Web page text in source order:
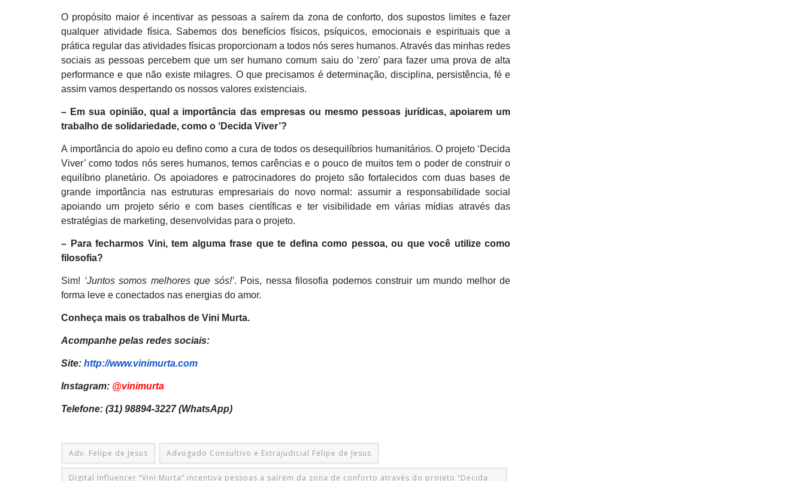
O propósito maior é incentivar as pessoas a saírem da zona de conforto, dos supostos limites e fazer
qualquer atividade física. Sabemos dos benefícios físicos, psíquicos, emocionais e espirituais que a
prática regular das atividades físicas proporcionam a todos nós seres humanos. Através das minhas redes
sociais as pessoas percebem que um ser humano comum saiu do ‘zero’ para fazer uma prova de alta
performance e que não existe milagres. O que precisamos é determinação, disciplina, persistência, fé e
assim vamos despertando os nossos valores existenciais.
– Em sua opinião, qual a importância das empresas ou mesmo pessoas jurídicas, apoiarem um
trabalho de solidariedade, como o ‘Decida Viver’?
A importância do apoio eu defino como a cura de todos os desequilíbrios humanitários. O projeto ‘Decida
Viver’ como todos nós seres humanos, temos carências e o pouco de muitos tem o poder de construir o
equilíbrio planetário. Os apoiadores e patrocinadores do projeto são fortalecidos com duas bases de
grande importância nas estruturas empresariais do novo normal: assumir a responsabilidade social
apoiando um projeto sério e com bases científicas e ter visibilidade em várias mídias através das
estratégias de marketing, desenvolvidas para o projeto.
– Para fecharmos Vini, tem alguma frase que te defina como pessoa, ou que você utilize como
filosofia?
Sim! ‘Juntos somos melhores que sós!’. Pois, nessa filosofia podemos construir um mundo melhor de
forma leve e conectados nas energias do amor.
Conheça mais os trabalhos de Vini Murta.
Acompanhe pelas redes sociais:
Site: http://www.vinimurta.com
Instagram: @vinimurta
Telefone: (31) 98894-3227 (WhatsApp)
Adv. Felipe de Jesus Advogado Consultivo e Extrajudicial Felipe de Jesus
Digital Influencer “Vini Murta” incentiva pessoas a saírem da zona de conforto através do projeto “Decida